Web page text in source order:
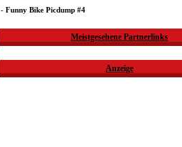
-Funny Bike Picdump #4
Meistgesehene Partnerlinks
Anzeige